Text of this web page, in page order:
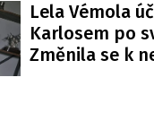
Lela Vémola
Karlosem po
Změnila se k